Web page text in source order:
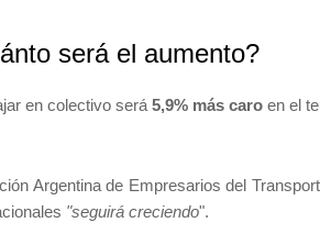
será el aumento?
en colectivo será 5,9% más caro en el
Argentina de Empresarios del
"seguirá creciendo".